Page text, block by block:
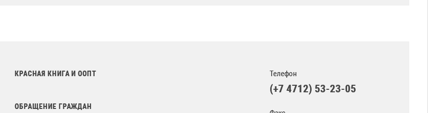
КРАСНАЯ КНИГА И ООПТ
ОБРАЩЕНИЕ ГРАЖДАН
Телефон
(+7 4712) 53-23-05